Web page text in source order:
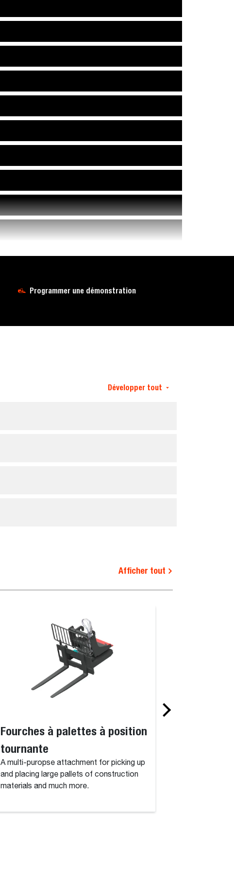
Programmer une démonstration
Développer tout
Afficher tout
Fourches à palettes à position
tournante
A multi-puropse attachment for picking up
and placing large pallets of construction
materials and much more.